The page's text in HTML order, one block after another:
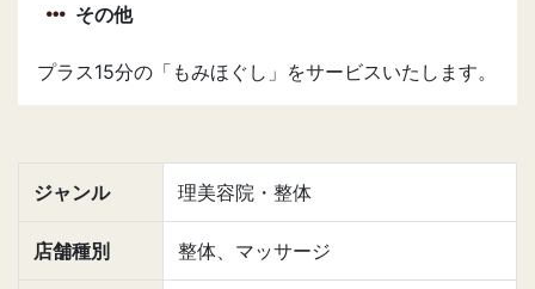
その他
プラス15分の「もみほぐし」をサービスいたします。
ジャンル 理美容院・整体
店舗種別 整体、マッサージ